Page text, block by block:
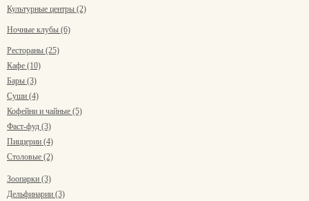
Культурные центры (2)
Ночные клубы (6)
Рестораны (25)
Кафе (10)
Бары (3)
Суши (4)
Кофейни и чайные (5)
Фаст-фуд (3)
Пиццерии (4)
Столовые (2)
Зоопарки (3)
Дельфинарии (3)